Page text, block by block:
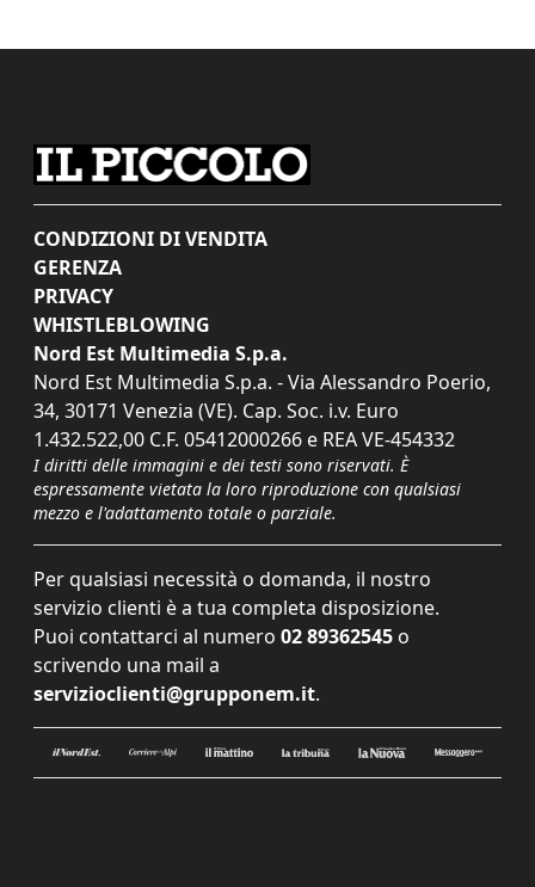
CONDIZIONI DI VENDITA
GERENZA
PRIVACY
WHISTLEBLOWING
Nord Est Multimedia S.p.a.
Nord Est Multimedia S.p.a. - Via Alessandro Poerio,
34, 30171 Venezia (VE). Cap. Soc. i.v. Euro
1.432.522,00 C.F. 05412000266 e REA VE-454332
I diritti delle immagini e dei testi sono riservati. È
espressamente vietata la loro riproduzione con qualsiasi
mezzo e l'adattamento totale o parziale.
Per qualsiasi necessità o domanda, il nostro
servizio clienti è a tua completa disposizione.
Puoi contattarci al numero 02 89362545 o
scrivendo una mail a
servizioclienti@grupponem.it.